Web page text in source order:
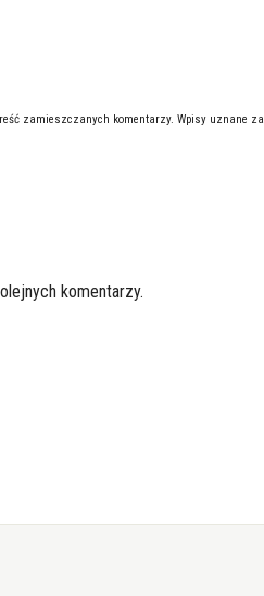
zamieszczanych komentarzy. Wpisy uznane za
komentarzy.